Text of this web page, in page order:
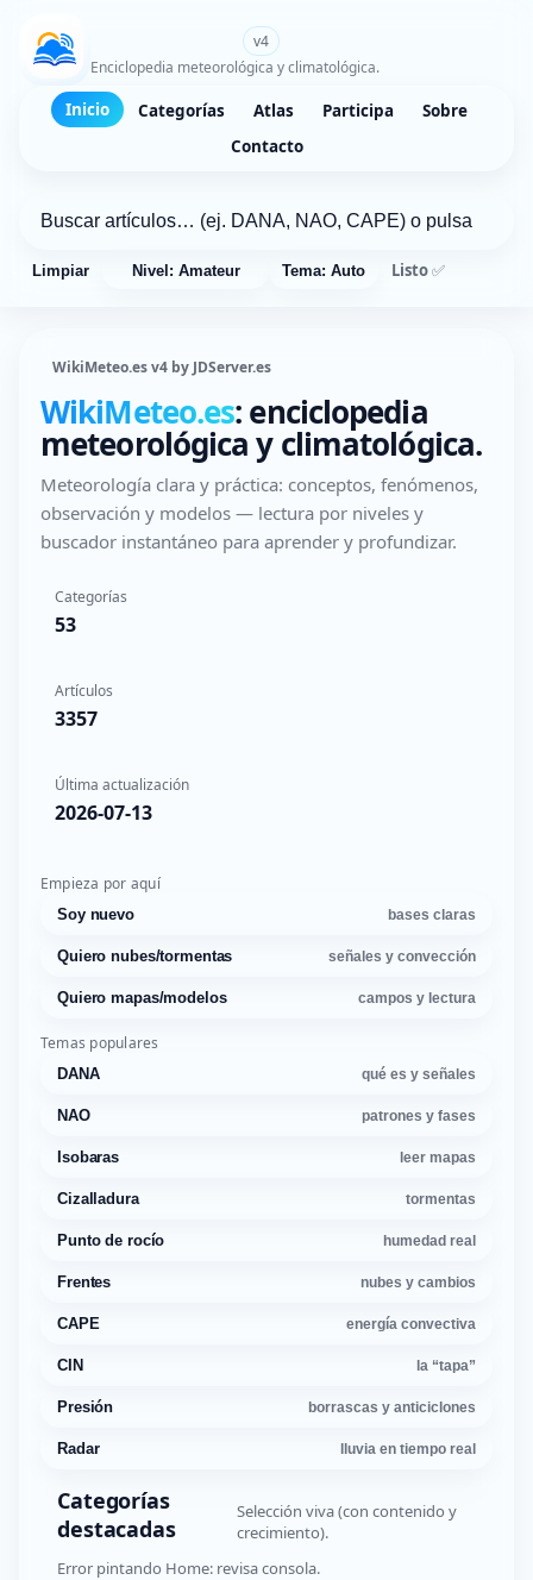
v4
Enciclopedia meteorológica y climatológica.
Inicio Categorías Atlas Participa
Sobre
Contacto
Limpiar Nivel: Amateur Tema: Auto Listo ✅
WikiMeteo.es v4 by JDServer.es
WikiMeteo.es: enciclopedia
meteorológica y climatológica.
Meteorología clara y práctica: conceptos, fenómenos,
observación y modelos — lectura por niveles y
buscador instantáneo para aprender y profundizar.
Categorías
53
Artículos
3357
Última actualización
2026-07-13
Empieza por aquí
Soy nuevo bases claras
Quiero nubes/tormentas señales y convección
Quiero mapas/modelos campos y lectura
Temas populares
DANA qué es y señales
NAO patrones y fases
Isobaras leer mapas
Cizalladura tormentas
Punto de rocío humedad real
Frentes nubes y cambios
CAPE energía convectiva
CIN la “tapa”
Presión borrascas y anticiclones
Radar lluvia en tiempo real
Categorías
destacadas
Selección viva (con contenido y
crecimiento).
Error pintando Home: revisa consola.